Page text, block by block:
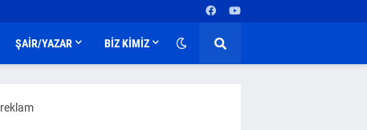
ŞAİR/YAZAR BİZ KİMİZ
reklam